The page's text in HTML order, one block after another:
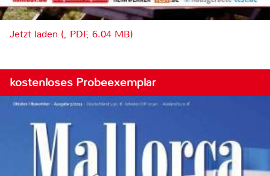
Jetzt laden (, PDF, 6.04 MB)
kostenloses Probeexemplar